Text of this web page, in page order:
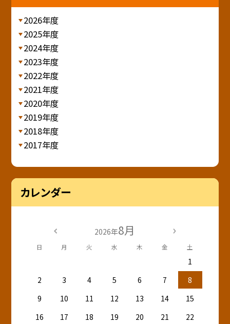
2026年度
2025年度
2024年度
2023年度
2022年度
2021年度
2020年度
2019年度
2018年度
2017年度
カレンダー
2026年8月
日 月 火 水 木 金 土
1
2
3 4 5 6 7
8
9
10 11 12 13 14
15
16
17 18 19 20 21
22